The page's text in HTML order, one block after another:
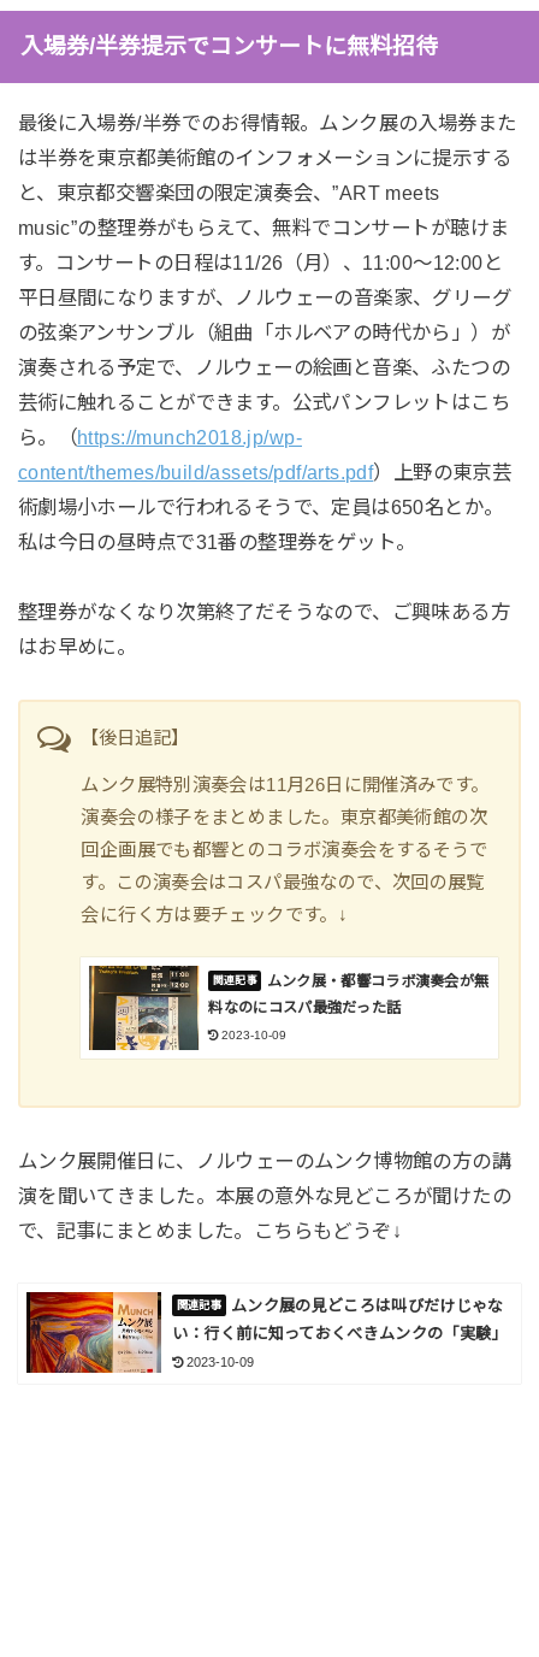
入場券/半券提示でコンサートに無料招待
最後に入場券/半券でのお得情報。ムンク展の入場券また
は半券を東京都美術館のインフォメーションに提示する
と、東京都交響楽団の限定演奏会、”ART meets
music”の整理券がもらえて、無料でコンサートが聴けま
す。コンサートの日程は11/26（月）、11:00～12:00と
平日昼間になりますが、ノルウェーの音楽家、グリーグ
の弦楽アンサンブル（組曲「ホルベアの時代から」）が
演奏される予定で、ノルウェーの絵画と音楽、ふたつの
芸術に触れることができます。公式パンフレットはこち
ら。（https://munch2018.jp/wp-
content/themes/build/assets/pdf/arts.pdf）上野の東京芸
術劇場小ホールで行われるそうで、定員は650名とか。
私は今日の昼時点で31番の整理券をゲット。
整理券がなくなり次第終了だそうなので、ご興味ある方
はお早めに。
【後日追記】
ムンク展特別演奏会は11月26日に開催済みです。
演奏会の様子をまとめました。東京都美術館の次
回企画展でも都響とのコラボ演奏会をするそうで
す。この演奏会はコスパ最強なので、次回の展覧
会に行く方は要チェックです。↓
ムンク展・都響コラボ演奏会が無
料なのにコスパ最強だった話
2023-10-09
ムンク展開催日に、ノルウェーのムンク博物館の方の講
演を聞いてきました。本展の意外な見どころが聞けたの
で、記事にまとめました。こちらもどうぞ↓
ムンク展の見どころは叫びだけじゃな
い：行く前に知っておくべきムンクの「実験」
2023-10-09